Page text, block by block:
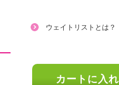
ウェイトリストとは？
カートに入